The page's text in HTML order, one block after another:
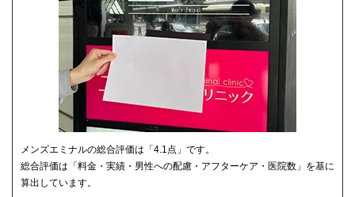
メンズエミナルの総合評価は「4.1点」です。
総合評価は「料金・実績・男性への配慮・アフターケア・医院数」を基に
算出しています。